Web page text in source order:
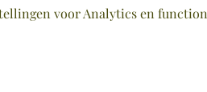
voor Analytics en